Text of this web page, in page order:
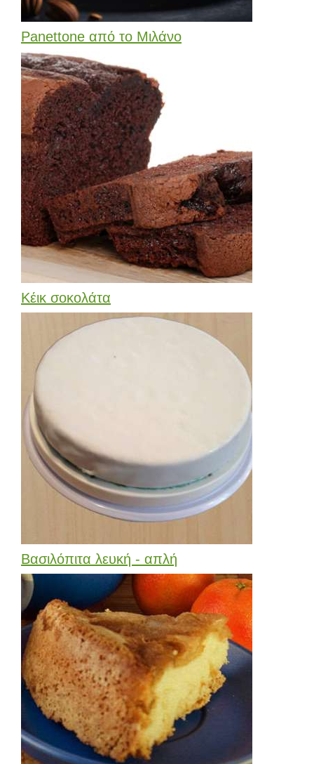
Panettone από το Μιλάνο
Κέικ σοκολάτα
Βασιλόπιτα λευκή - απλή